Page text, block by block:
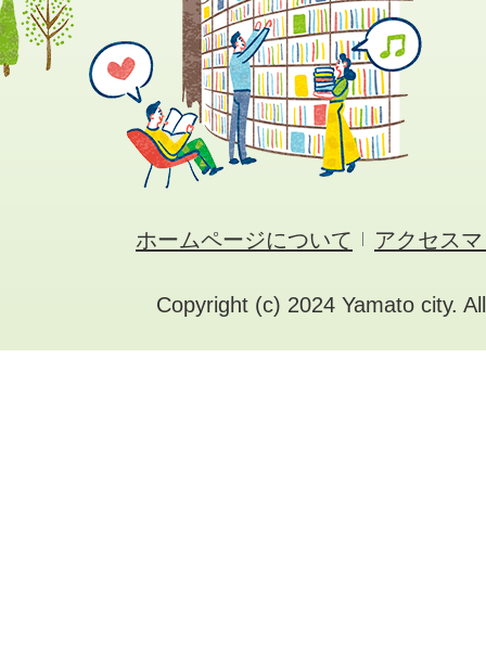
ホームページについて アクセス
Copyright (c) 2024 Yamato city.